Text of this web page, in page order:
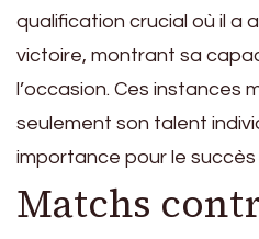
qualification crucial où il a
victoire, montrant sa
l’occasion. Ces instances
seulement son talent
importance pour le succès
Matchs